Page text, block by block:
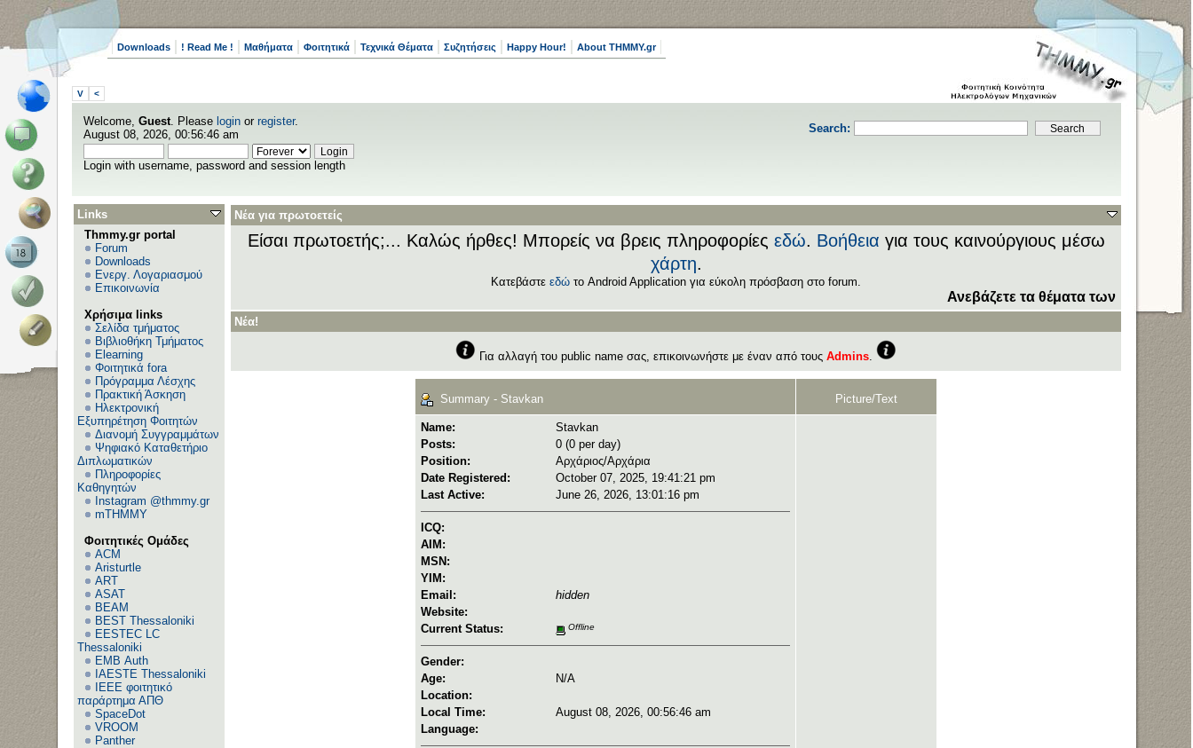
Downloads ! Read Me ! Μαθήματα Φοιτητικά Τεχνικά Θέματα Συζητήσεις Happy Hour! About THMMY.gr
V <
Search:
Welcome, Guest. Please login or register.
August 08, 2026, 00:56:46 am
Login with username, password and session length
Links
Thmmy.gr portal
Forum
Downloads
Ενεργ. Λογαριασμού
Επικοινωνία
Χρήσιμα links
Σελίδα τμήματος
Βιβλιοθήκη Τμήματος
Elearning
Φοιτητικά fora
Πρόγραμμα Λέσχης
Πρακτική Άσκηση
Ηλεκτρονική
Εξυπηρέτηση Φοιτητών
Διανομή Συγγραμμάτων
Ψηφιακό Καταθετήριο
Διπλωματικών
Πληροφορίες
Καθηγητών
Instagram @thmmy.gr
mTHMMY
Φοιτητικές Ομάδες
ACM
Aristurtle
ART
ASAT
BEAM
BEST Thessaloniki
EESTEC LC
Thessaloniki
EΜΒ Auth
IAESTE Thessaloniki
IEEE φοιτητικό
παράρτημα ΑΠΘ
SpaceDot
VROOM
Panther
Νέα για πρωτοετείς
Είσαι πρωτοετής;... Καλώς ήρθες! Μπορείς να βρεις πληροφορίες εδώ. Βοήθεια για τους καινούργιους μέσω
χάρτη.
Κατεβάστε εδώ το Android Application για εύκολη πρόσβαση στο forum.
Ανεβάζετε τα θέματα των εξετάσεων
Νέα!
Για αλλαγή του public name σας, επικοινωνήστε με έναν από τους Admins.
Summary - Stavkan Picture/Text
Name:
Stavkan
Posts:
0 (0 per day)
Position:
Αρχάριος/Αρχάρια
Date Registered:
October 07, 2025, 19:41:21 pm
Last Active:
June 26, 2026, 13:01:16 pm
ICQ:
AIM:
MSN:
YIM:
Email:
hidden
Website:
Current Status:
Offline
Gender:
Age:
N/A
Location:
Local Time:
August 08, 2026, 00:56:46 am
Language: